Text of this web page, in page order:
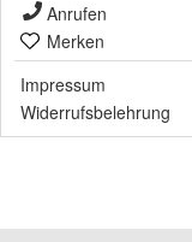
Anrufen
Merken
Impressum
Widerrufsbelehrung